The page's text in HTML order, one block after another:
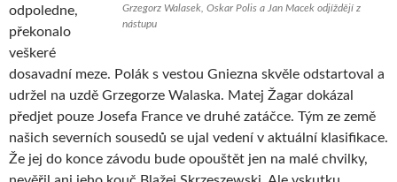
Grzegorz Walasek, Oskar Polis a Jan Macek odjíždějí z
nástupu
odpoledne,
překonalo
veškeré
dosavadní meze. Polák s vestou Gniezna skvěle odstartoval a
udržel na uzdě Grzegorze Walaska. Matej Žagar dokázal
předjet pouze Josefa France ve druhé zatáčce. Tým ze země
našich severních sousedů se ujal vedení v aktuální klasifikace.
Že jej do konce závodu bude opouštět jen na malé chvilky,